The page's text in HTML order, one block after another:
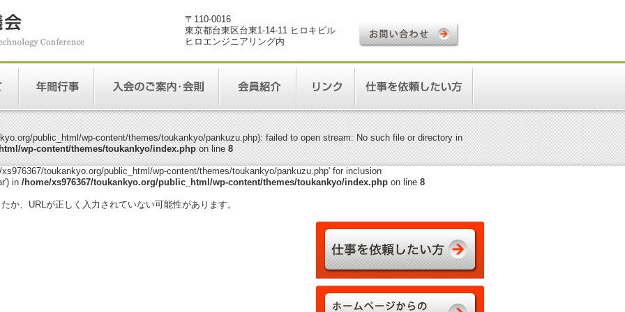
〒110-0016
東京都台東区台東1-14-11 ヒロキビル
ヒロエンジニアリング内
public_html/wp-content/themes/toukankyo/pankuzu.php): failed to open stream: No such file or directory in
wp-content/themes/toukankyo/index.phpon line8
toukankyo.org/public_html/wp-content/themes/toukankyo/pankuzu.php' for inclusion
in /home/xs976367/toukankyo.org/public_html/wp-content/themes/toukankyo/index.phpon line 8
か、URLが正しく入力されていない可能性があります。